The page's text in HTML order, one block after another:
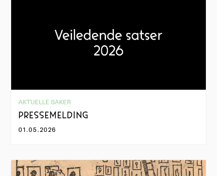
AKTUELLE SAKER
PRESSEMELDING
01.05.2026